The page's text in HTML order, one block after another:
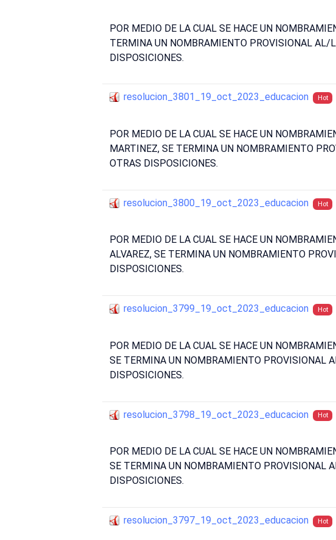
POR MEDIO DE LA CUAL SE HACE UN
TERMINA UN NOMBRAMIENTO PROVISIONAL AL/
DISPOSICIONES.
resolucion_3801_19_oct_2023_educacion Hot
POR MEDIO DE LA CUAL SE HACE UN
MARTINEZ, SE TERMINA UN NOMBRAMIENTO
OTRAS DISPOSICIONES.
resolucion_3800_19_oct_2023_educacion Hot
POR MEDIO DE LA CUAL SE HACE UN
ALVAREZ, SE TERMINA UN NOMBRAMIENTO
DISPOSICIONES.
resolucion_3799_19_oct_2023_educacion Hot
POR MEDIO DE LA CUAL SE HACE UN
SE TERMINA UN NOMBRAMIENTO PROVISIONAL
DISPOSICIONES.
resolucion_3798_19_oct_2023_educacion Hot
POR MEDIO DE LA CUAL SE HACE UN
SE TERMINA UN NOMBRAMIENTO PROVISIONAL
DISPOSICIONES.
resolucion_3797_19_oct_2023_educacion Hot